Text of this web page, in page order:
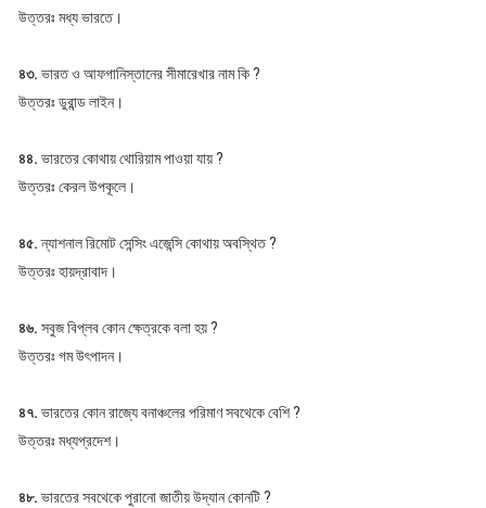
উত্তরঃ মধ্য ভারতে।
৪৩. ভারত ও আফগানিস্তানের সীমারেখার নাম কি ?
উত্তরঃ ডুরান্ড লাইন।
৪৪. ভারতের কোথায় থোরিয়াম পাওয়া যায় ?
উত্তরঃ কেরল উপকূলে।
৪৫.ন্যাশনাল রিমোট সেন্সিং এজেন্সি কোথায় অবস্থিত ?
উত্তরঃ হায়দ্রাবাদ।
৪৬. সবুজ বিপ্লব কোন ক্ষেত্রকে বলা হয় ?
উত্তরঃ গম উৎপাদন।
৪৭. ভারতের কোন রাজ্যে বনাঞ্চলের পরিমাণ সবথেকে বেশি ?
উত্তরঃ মধ্যপ্রদেশ।
৪৮. ভারতের সবথেকে পুরানো জাতীয় উদ্যান কোনটি ?